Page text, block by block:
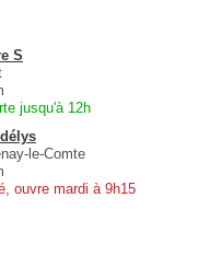
S
jusqu'à 12h
le-Comte
ouvre mardi à 9h15